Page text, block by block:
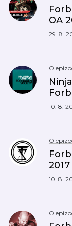
OA
29. 8.
O
10. 8.
O
10. 8.
O